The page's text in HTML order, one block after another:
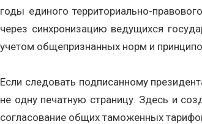
годы единого территориально-
через синхронизацию ведущихся
учетом общепризнанных норм и
Если следовать подписанному
не одну печатную страницу. Здесь и
согласование общих таможенных